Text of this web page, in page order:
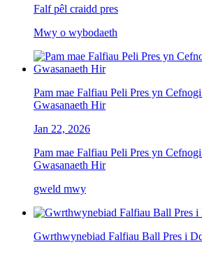
Falf pêl craidd pres
Mwy o wybodaeth
Pam mae Falfiau Peli Pres yn
Gwasanaeth Hir
Jan 22, 2026
Pam mae Falfiau Peli Pres yn
Gwasanaeth Hir
gweld mwy
Gwrthwynebiad Falfiau Ball Pres i